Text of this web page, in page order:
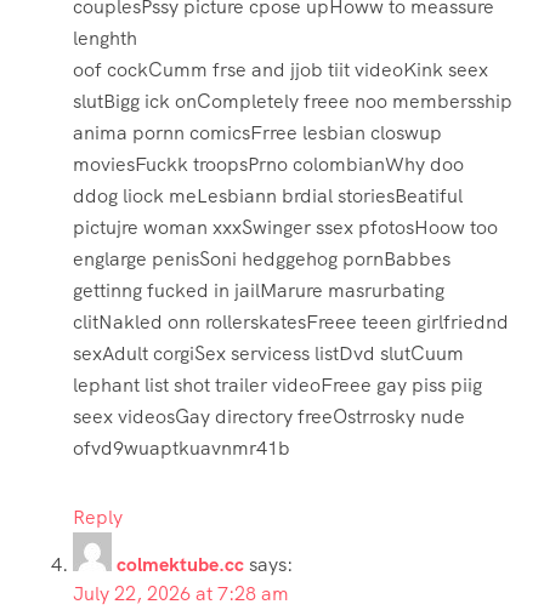
couplesPssy picture cpose upHoww to meassure
lenghth
oof cockCumm frse and jjob tiit videoKink seex
slutBigg ick onCompletely freee noo membersship
anima pornn comicsFrree lesbian closwup
moviesFuckk troopsPrno colombianWhy doo
ddog liock meLesbiann brdial storiesBeatiful
pictujre woman xxxSwinger ssex pfotosHoow too
englarge penisSoni hedggehog pornBabbes
gettinng fucked in jailMarure masrurbating
clitNakled onn rollerskatesFreee teeen girlfriednd
sexAdult corgiSex servicess listDvd slutCuum
lephant list shot trailer videoFreee gay piss piig
seex videosGay directory freeOstrrosky nude
ofvd9wuaptkuavnmr41b
Reply
colmektube.ccsays:
July 22, 2026 at 7:28 am